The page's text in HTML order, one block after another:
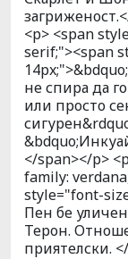
<p> <span
serif;"><span
не спира да
или просто
</span></p>
family:
style="font-
Пен бе
Терон.
приятелски.